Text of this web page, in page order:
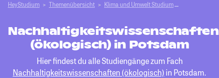
HeyStudium Themenübersicht Klima und Umwelt Studium
Nachhaltigkeitswissenschaften
(ökologisch) in Potsdam
Hier findest du alle Studiengänge zum Fach
Nachhaltigkeitswissenschaften (ökologisch) in Potsdam.